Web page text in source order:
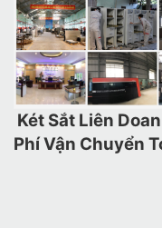
Két Sắt Liên
Phí Vận Chuyển